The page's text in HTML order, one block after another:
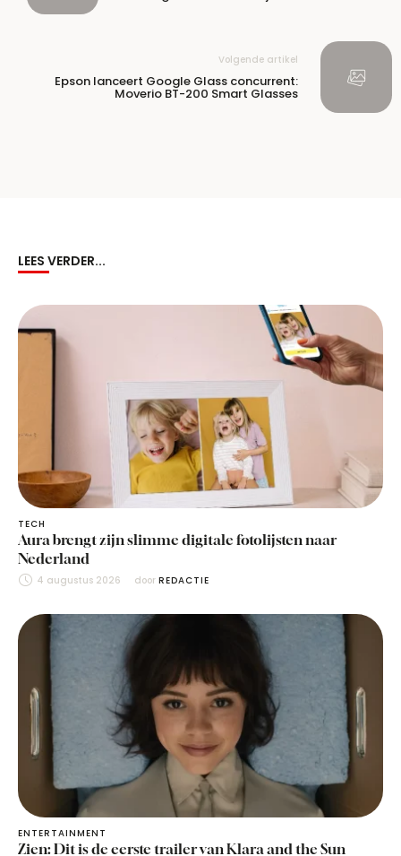
Volgende artikel
Epson lanceert Google Glass concurrent:
Moverio BT-200 Smart Glasses
LEES VERDER...
TECH
Aura brengt zijn slimme digitale fotolijsten naar
Nederland
4 augustus 2026 door REDACTIE
ENTERTAINMENT
Zien: Dit is de eerste trailer van Klara and the Sun